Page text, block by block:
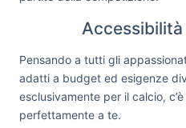
Pensando a tutti gli
adatti a budget ed esigenze
esclusivamente per il calcio,
perfettamente a te.